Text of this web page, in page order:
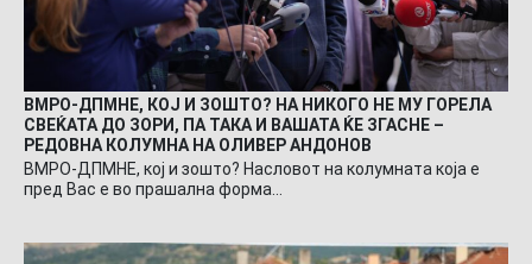
ВМРО-ДПМНЕ, КОЈ И ЗОШТО? НА НИКОГО НЕ МУ ГОРЕЛА
СВЕЌАТА ДО ЗОРИ, ПА ТАКА И ВАШАТА ЌЕ ЗГАСНЕ –
РЕДОВНА КОЛУМНА НА ОЛИВЕР АНДОНОВ
ВМРО-ДПМНЕ, кој и зошто? Насловот на колумната која е
пред Вас е во прашална форма…